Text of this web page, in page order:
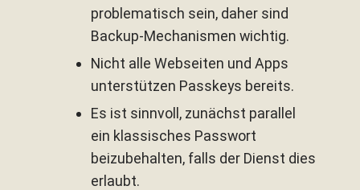
problematisch sein, daher sind
Backup-Mechanismen wichtig.
Nicht alle Webseiten und Apps
unterstützen Passkeys bereits.
Es ist sinnvoll, zunächst parallel
ein klassisches Passwort
beizubehalten, falls der Dienst dies
erlaubt.